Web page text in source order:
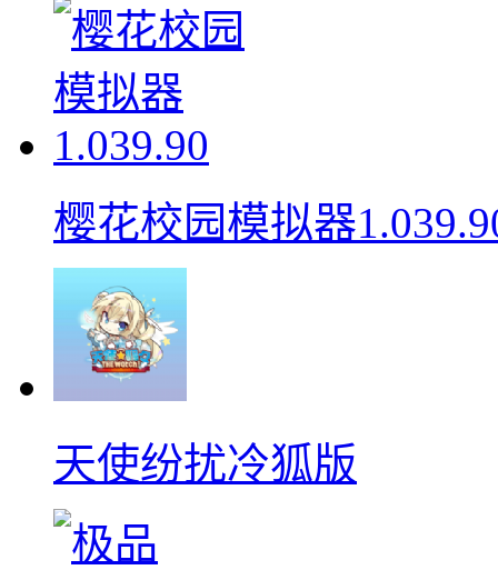
樱花校园模拟器
天使纷扰冷狐版